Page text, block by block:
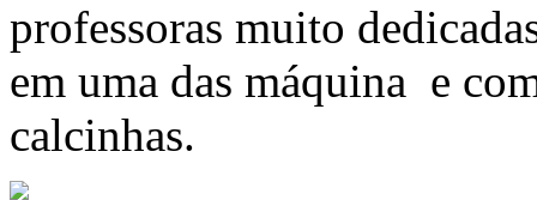
professoras muito
em uma das máquina e
calcinhas.